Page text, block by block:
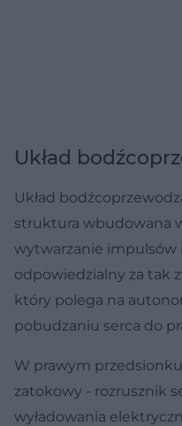
Układ
Układ
struktura wbudowana
wytwarzanie impulsów
odpowiedzialny za tak
który polega na
pobudzaniu serca do
W prawym
zatokowy - rozrusznik
wyładowania